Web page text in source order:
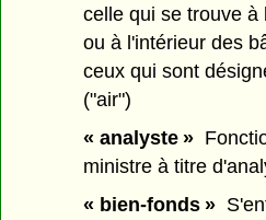
celle qui se trouve à
ou à l'intérieur des
ceux qui sont
("air")
« analyste »
ministre à titre
« bien-fonds »